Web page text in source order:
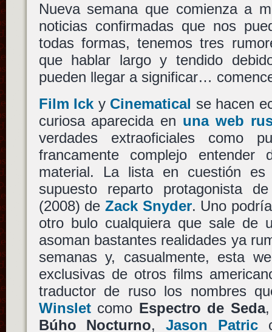
Nueva semana que comienza a
noticias confirmadas que nos
todas formas, tenemos tres
que hablar largo y tendido
pueden llegar a significar…
Film Ick y Cinematical se hacen
curiosa aparecida en una web
verdades extraoficiales como
francamente complejo
material. La lista en cuestión
supuesto reparto protagonista
(2008) de Zack Snyder. Uno
otro bulo cualquiera que sale de
asoman bastantes realidades ya
semanas y, casualmente, esta
exclusivas de otros films
traductor de ruso los nombres
Winsletcomo Espectro de Seda
Búho Nocturno,Jason Patric